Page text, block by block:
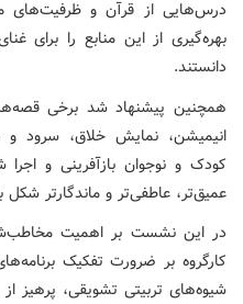
درس‌هایی از قرآن و ظرفیت‌های
بهره‌گیری از این منابع را برای
دانستند.
همچنین پیشنهاد شد برخی
انیمیشن، نمایش خلاق، سرود و
کودک و نوجوان بازآفرینی و اجرا
عمیق‌تر، عاطفی‌تر و ماندگارتر شکل
در این نشست بر اهمیت
کارگروه بر ضرورت تفکیک
شیوه‌های تربیتی تشویقی، پرهیز